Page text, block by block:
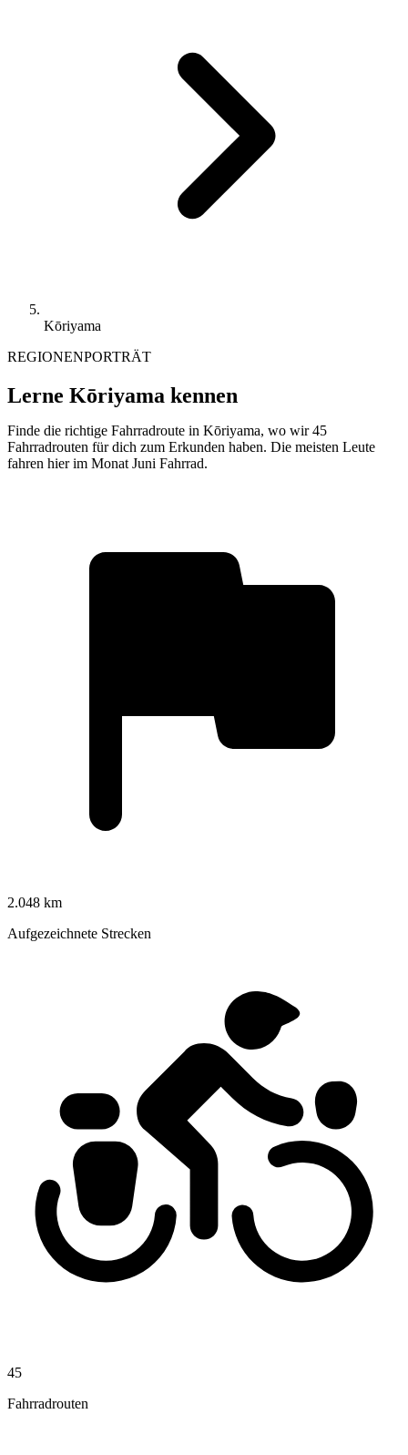
Kōriyama
REGIONENPORTRÄT
Lerne Kōriyama kennen
Finde die richtige Fahrradroute in Kōriyama, wo wir 45
Fahrradrouten für dich zum Erkunden haben. Die meisten Leute
fahren hier im Monat Juni Fahrrad.
2.048 km
Aufgezeichnete Strecken
45
Fahrradrouten